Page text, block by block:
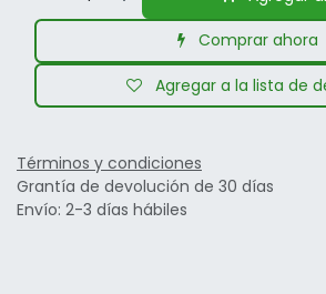
Comprar ahora
Agregar a la lista de
Términos y condiciones
Grantía de devolución de 30 días
Envío: 2-3 días hábiles